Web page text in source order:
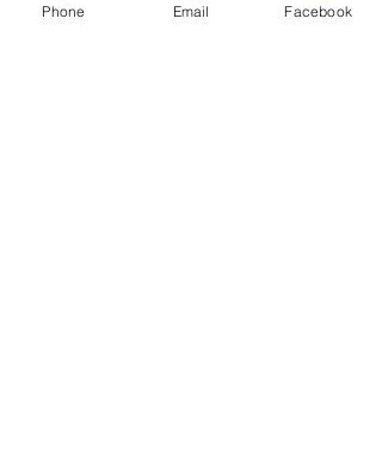
Phone Email Facebook